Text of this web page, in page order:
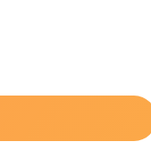
511 精巧眼